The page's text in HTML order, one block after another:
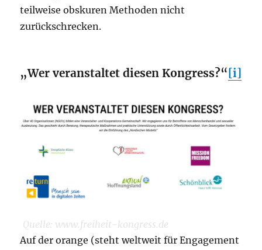
teilweise obskuren Methoden nicht
zurückschrecken.
„Wer veranstaltet diesen Kongress?“[i]
Quelle: www.freiheit-kongress.de
Auf der orange (steht weltweit für Engagement